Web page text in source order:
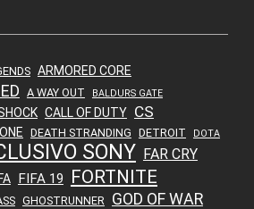
ARMORED CORE
A WAY OUT BALDURS GATE
CALL OF DUTY CS
DEATH STRANDING DETROIT DOTA
SONY FAR CRY
FIFA 19 FORTNITE
GHOSTRUNNER GOD OF WAR